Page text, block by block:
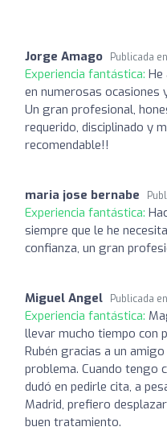
Jorge Amago Publicada en
Experiencia fantástica: He
en numerosas ocasiones
Un gran profesional,
requerido, disciplinado y
recomendable!!
maria jose bernabe
Experiencia fantástica:
siempre que le he
confianza, un gran
Miguel Angel Publicada en
Experiencia fantástica:
llevar mucho tiempo con
Rubén gracias a un
problema. Cuando tengo
dudó en pedirle cita, a
Madrid, prefiero
buen tratamiento.